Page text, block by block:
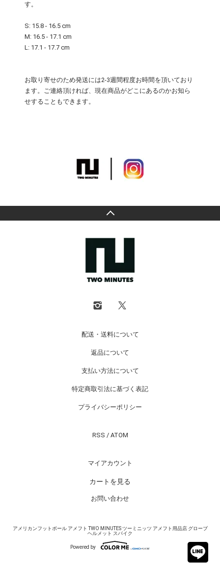
す。
S: 15.8 - 16.5 cm
M: 16.5 - 17.1 cm
L: 17.1 - 17.7 cm
お取り寄せのため発送には2-3週間程度お時間を頂いており
ます。ご連絡頂ければ、現在商品がどこにあるのかお知ら
せすることもできます。
配送・送料について
返品について
支払い方法について
特定商取引法に基づく表記
プライバシーポリシー
RSS / ATOM
マイアカウント
カートを見る
お問い合わせ
アメリカンフットボール アメフト TWO MINUTES ツーミニッツ アメフト用品店 グローブ
ヘルメット スパイク
Powered by